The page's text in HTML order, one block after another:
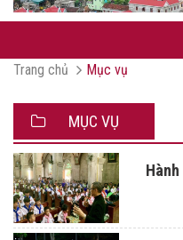
Trang chủ Mục vụ
MỤC VỤ